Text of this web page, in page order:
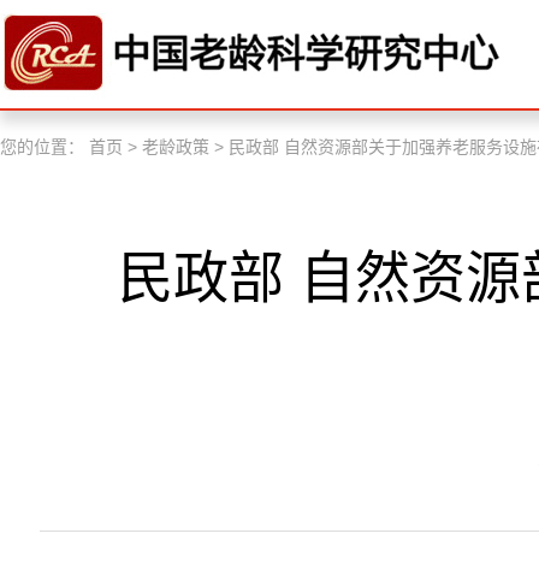
您的位置： 首页 > 老龄政策 > 民政部 自然资源部关于加强养老服务设
民政部 自然资